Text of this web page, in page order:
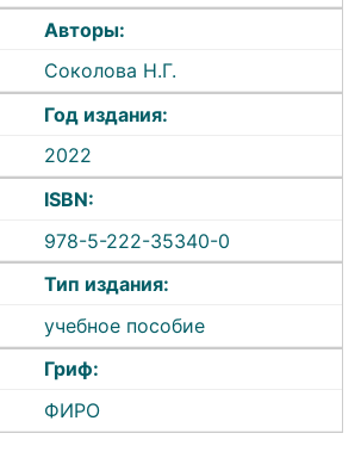
Авторы:
Соколова Н.Г.
Год издания:
2022
ISBN:
978-5-222-35340-0
Тип издания:
учебное пособие
Гриф:
ФИРО